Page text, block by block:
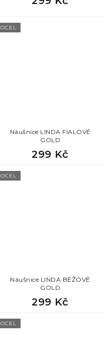
OCEL
Náušnice LINDA FIALOVÉ
GOLD
299 Kč
OCEL
Náušnice LINDA BÉŽOVÉ
GOLD
299 Kč
OCEL